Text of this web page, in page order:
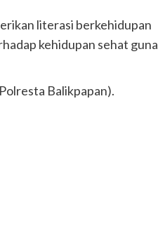
literasi berkehidupan
kehidupan sehat guna
Balikpapan).